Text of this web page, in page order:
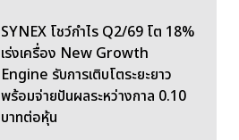
SYNEX โชว์กำไร Q2/69 โต 18%
เร่งเครื่อง New Growth
Engine รับการเติบโตระยะยาว
พร้อมจ่ายปันผลระหว่างกาล 0.10
บาทต่อหุ้น